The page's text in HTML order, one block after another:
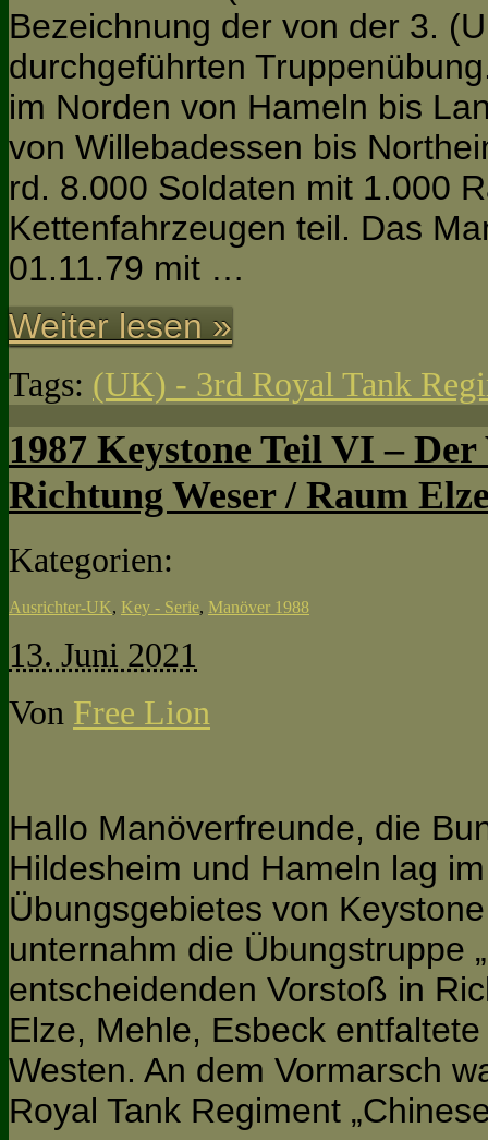
Bezeichnung der von der 3.
durchgeführten
im Norden von Hameln bis
von Willebadessen bis
rd. 8.000 Soldaten mit 1.000
Kettenfahrzeugen teil. Das
01.11.79 mit …
Weiter lesen »
Tags: (UK) - 3rd Royal Tank
1987 Keystone Teil VI –
Richtung Weser / Raum
Kategorien:
Ausrichter-UK, Key - Serie, Manöver 1988
13. Juni 2021
Von Free Lion
Hallo Manöverfreunde, die
Hildesheim und Hameln lag
Übungsgebietes von
unternahm die Übungstruppe
entscheidenden Vorstoß in
Elze, Mehle, Esbeck
Westen. An dem Vormarsch
Royal Tank Regiment